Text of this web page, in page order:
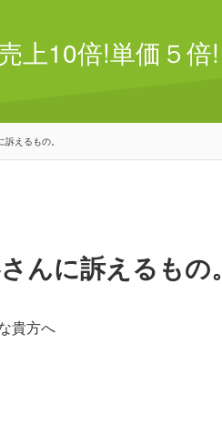
上10倍!単価５倍!
えるもの。
んに訴えるもの。
貴方へ